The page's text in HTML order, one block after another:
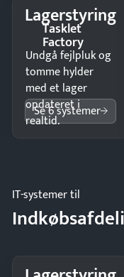
Lagerstyring
Tasklet
Factory
Undgå fejlpluk og
tomme hylder
med et lager
opdateret i
realtid.
Se 6 systemer
IT-systemer til